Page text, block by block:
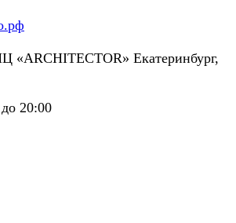
«ARCHITECTOR» Екатеринбург,
20:00